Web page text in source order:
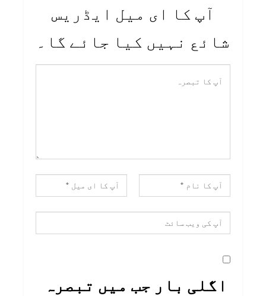
آپ کا ای میل ایڈریس
شائع نہیں کیا جائے گا۔
اگلی بار جب میں تبصرہ